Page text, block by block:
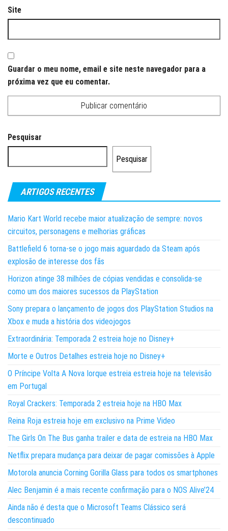
Site
Guardar o meu nome, email e site neste navegador para a
próxima vez que eu comentar.
Pesquisar
Pesquisar
ARTIGOS RECENTES
Mario Kart World recebe maior atualização de sempre: novos
circuitos, personagens e melhorias gráficas
Battlefield 6 torna-se o jogo mais aguardado da Steam após
explosão de interesse dos fãs
Horizon atinge 38 milhões de cópias vendidas e consolida-se
como um dos maiores sucessos da PlayStation
Sony prepara o lançamento de jogos dos PlayStation Studios na
Xbox e muda a história dos videojogos
Extraordinária: Temporada 2 estreia hoje no Disney+
Morte e Outros Detalhes estreia hoje no Disney+
O Príncipe Volta A Nova Iorque estreia estreia hoje na televisão
em Portugal
Royal Crackers: Temporada 2 estreia hoje na HBO Max
Reina Roja estreia hoje em exclusivo na Prime Video
The Girls On The Bus ganha trailer e data de estreia na HBO Max
Netflix prepara mudança para deixar de pagar comissões à Apple
Motorola anuncia Corning Gorilla Glass para todos os smartphones
Alec Benjamin é a mais recente confirmação para o NOS Alive’24
Ainda não é desta que o Microsoft Teams Clássico será
descontinuado